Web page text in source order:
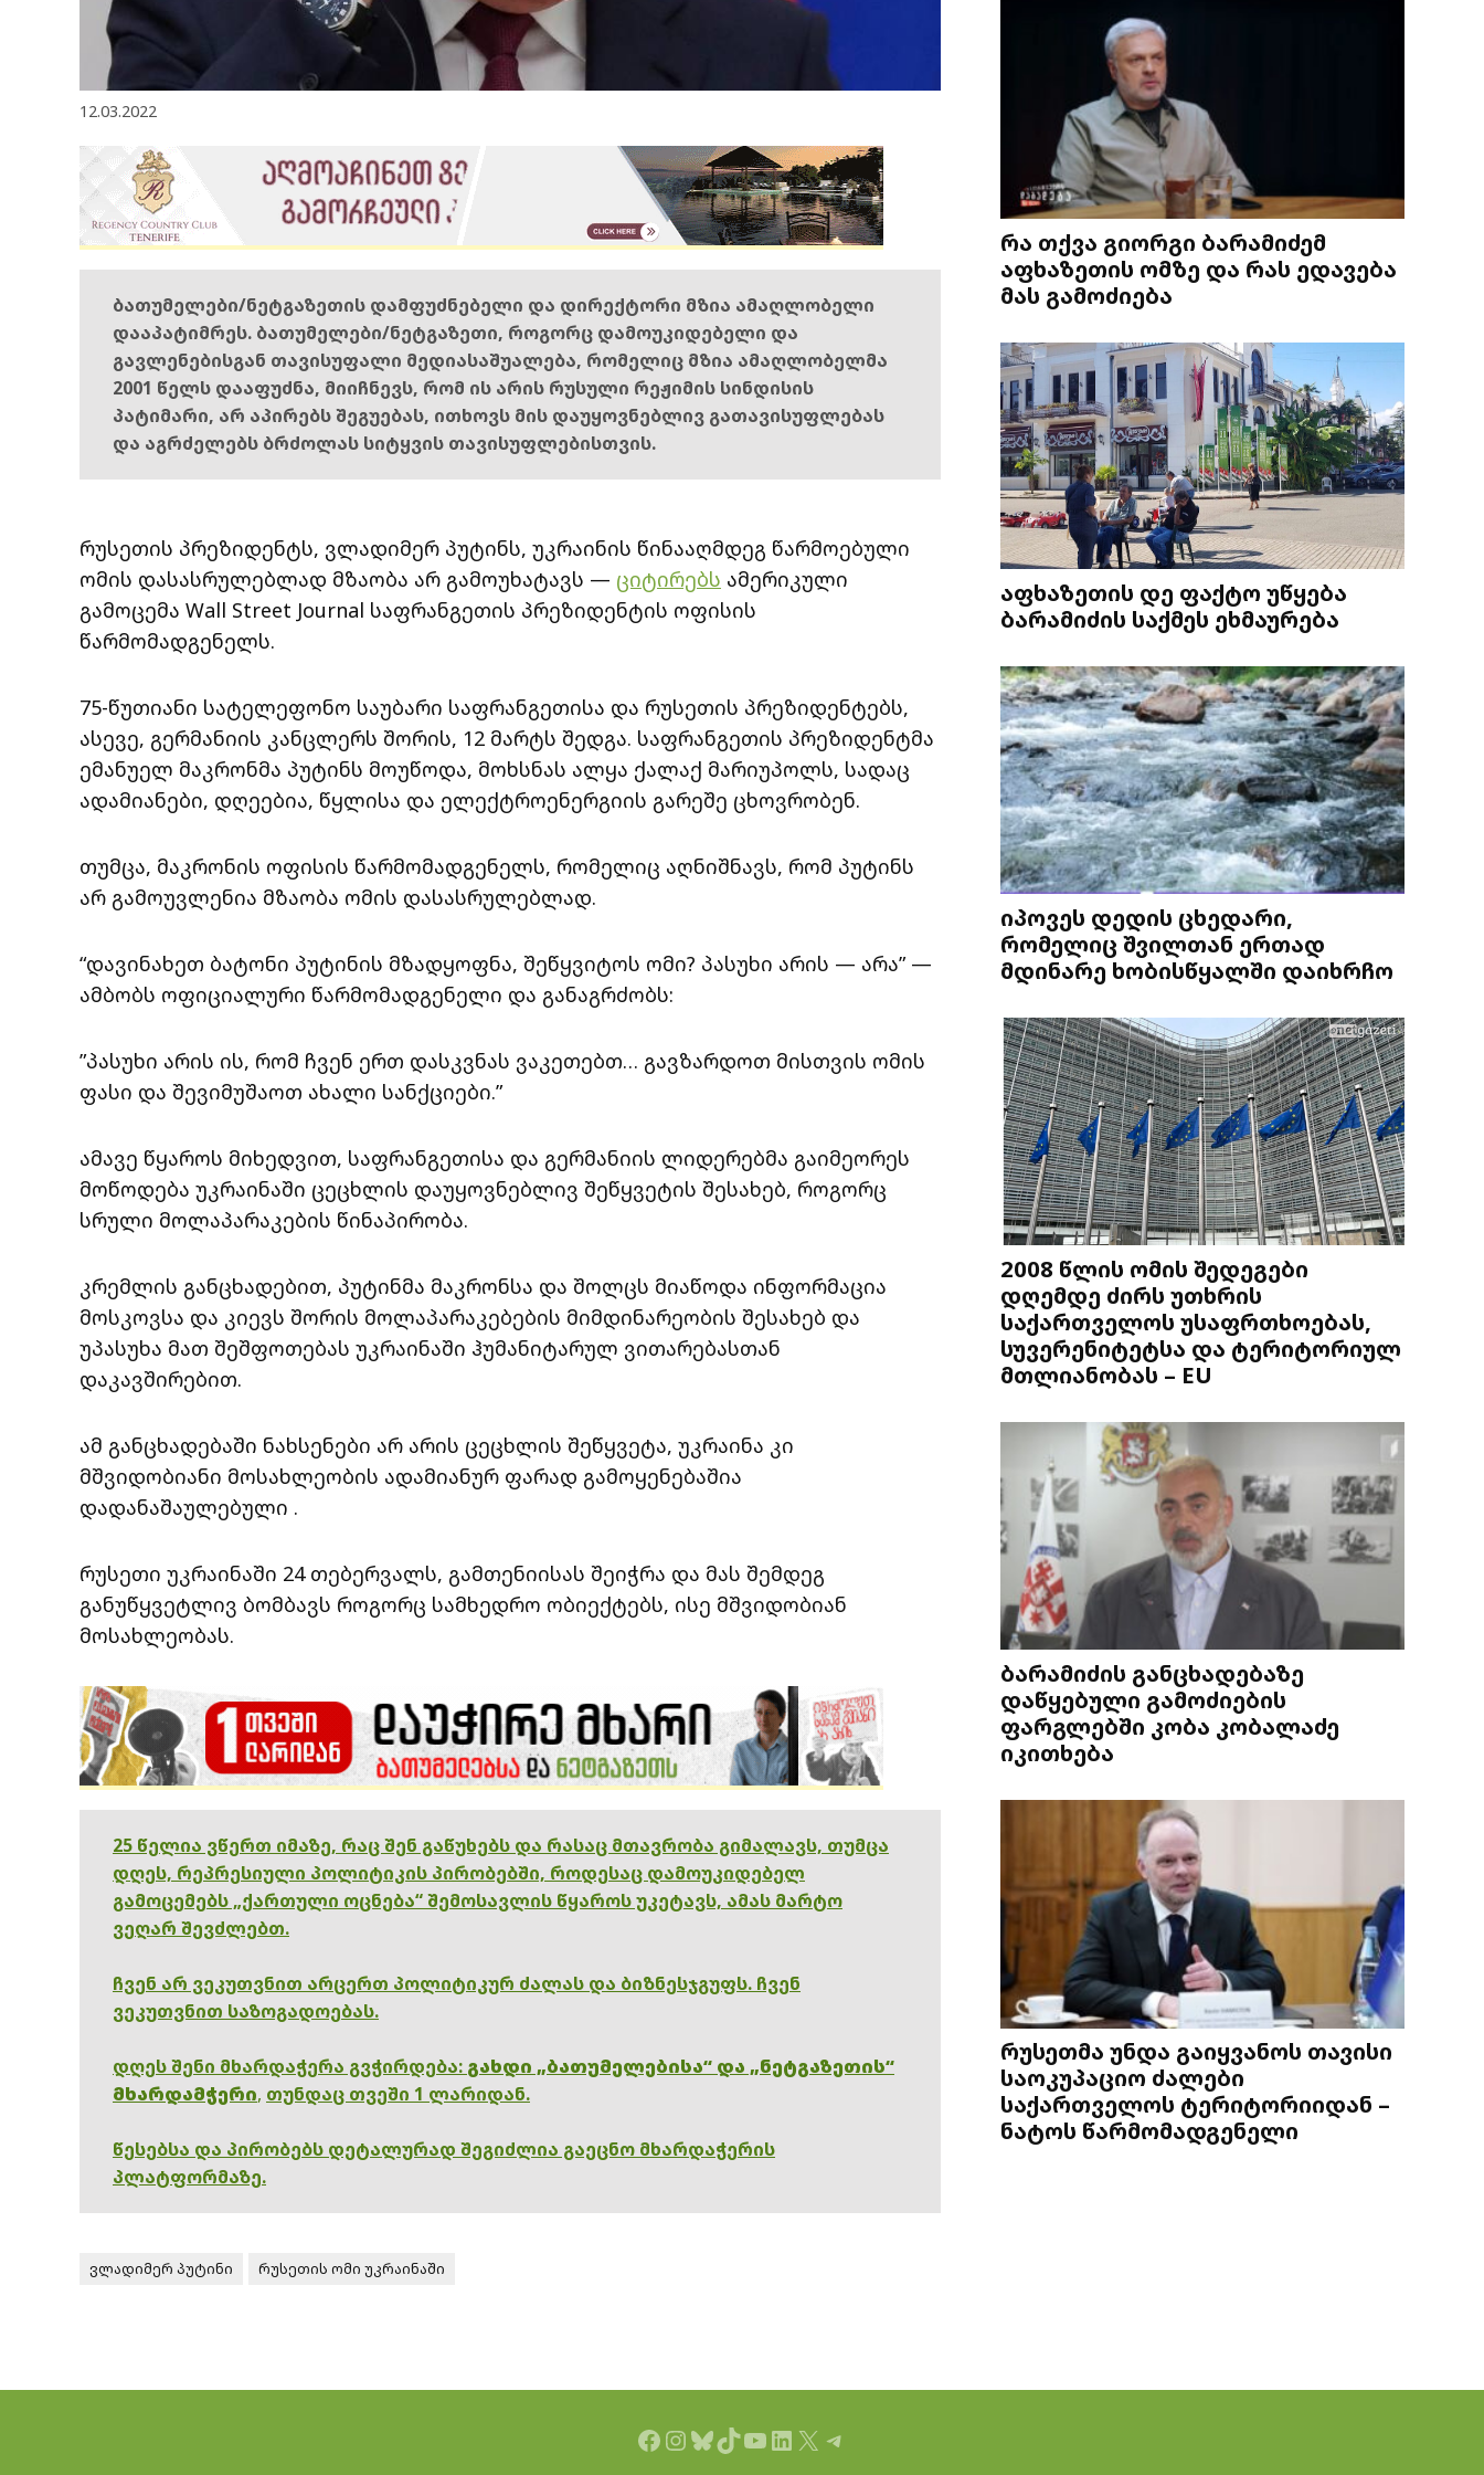
12.03.2022
ბათუმელები/ნეტგაზეთის დამფუძნებელი და დირექტორი მზია ამაღლობელი
დააპატიმრეს. ბათუმელები/ნეტგაზეთი, როგორც დამოუკიდებელი და
გავლენებისგან თავისუფალი მედიასაშუალება, რომელიც მზია ამაღლობელმა
2001 წელს დააფუძნა, მიიჩნევს, რომ ის არის რუსული რეჟიმის სინდისის
პატიმარი, არ აპირებს შეგუებას, ითხოვს მის დაუყოვნებლივ გათავისუფლებას
და აგრძელებს ბრძოლას სიტყვის თავისუფლებისთვის.
რუსეთის პრეზიდენტს, ვლადიმერ პუტინს, უკრაინის წინააღმდეგ წარმოებული
ომის დასასრულებლად მზაობა არ გამოუხატავს — ციტირებს ამერიკული
გამოცემა Wall Street Journal საფრანგეთის პრეზიდენტის ოფისის
წარმომადგენელს.
75-წუთიანი სატელეფონო საუბარი საფრანგეთისა და რუსეთის პრეზიდენტებს,
ასევე, გერმანიის კანცლერს შორის, 12 მარტს შედგა. საფრანგეთის პრეზიდენტმა
ემანუელ მაკრონმა პუტინს მოუწოდა, მოხსნას ალყა ქალაქ მარიუპოლს, სადაც
ადამიანები, დღეებია, წყლისა და ელექტროენერგიის გარეშე ცხოვრობენ.
თუმცა, მაკრონის ოფისის წარმომადგენელს, რომელიც აღნიშნავს, რომ პუტინს
არ გამოუვლენია მზაობა ომის დასასრულებლად.
“დავინახეთ ბატონი პუტინის მზადყოფნა, შეწყვიტოს ომი? პასუხი არის — არა” —
ამბობს ოფიციალური წარმომადგენელი და განაგრძობს:
”პასუხი არის ის, რომ ჩვენ ერთ დასკვნას ვაკეთებთ… გავზარდოთ მისთვის ომის
ფასი და შევიმუშაოთ ახალი სანქციები.”
ამავე წყაროს მიხედვით, საფრანგეთისა და გერმანიის ლიდერებმა გაიმეორეს
მოწოდება უკრაინაში ცეცხლის დაუყოვნებლივ შეწყვეტის შესახებ, როგორც
სრული მოლაპარაკების წინაპირობა.
კრემლის განცხადებით, პუტინმა მაკრონსა და შოლცს მიაწოდა ინფორმაცია
მოსკოვსა და კიევს შორის მოლაპარაკებების მიმდინარეობის შესახებ და
უპასუხა მათ შეშფოთებას უკრაინაში ჰუმანიტარულ ვითარებასთან
დაკავშირებით.
ამ განცხადებაში ნახსენები არ არის ცეცხლის შეწყვეტა, უკრაინა კი
მშვიდობიანი მოსახლეობის ადამიანურ ფარად გამოყენებაშია
დადანაშაულებული .
რუსეთი უკრაინაში 24 თებერვალს, გამთენიისას შეიჭრა და მას შემდეგ
განუწყვეტლივ ბომბავს როგორც სამხედრო ობიექტებს, ისე მშვიდობიან
მოსახლეობას.
25 წელია ვწერთ იმაზე, რაც შენ გაწუხებს და რასაც მთავრობა გიმალავს, თუმცა
დღეს, რეპრესიული პოლიტიკის პირობებში, როდესაც დამოუკიდებელ
გამოცემებს „ქართული ოცნება“ შემოსავლის წყაროს უკეტავს, ამას მარტო
ვეღარ შევძლებთ.
ჩვენ არ ვეკუთვნით არცერთ პოლიტიკურ ძალას და ბიზნესჯგუფს. ჩვენ
ვეკუთვნით საზოგადოებას.
დღეს შენი მხარდაჭერა გვჭირდება: გახდი „ბათუმელებისა“ და „ნეტგაზეთის“
მხარდამჭერი, თუნდაც თვეში 1 ლარიდან.
წესებსა და პირობებს დეტალურად შეგიძლია გაეცნო მხარდაჭერის
პლატფორმაზე.
ვლადიმერ პუტინი რუსეთის ომი უკრაინაში
რა თქვა გიორგი ბარამიძემ
აფხაზეთის ომზე და რას ედავება
მას გამოძიება
აფხაზეთის დე ფაქტო უწყება
ბარამიძის საქმეს ეხმაურება
იპოვეს დედის ცხედარი,
რომელიც შვილთან ერთად
მდინარე ხობისწყალში დაიხრჩო
2008 წლის ომის შედეგები
დღემდე ძირს უთხრის
საქართველოს უსაფრთხოებას,
სუვერენიტეტსა და ტერიტორიულ
მთლიანობას – EU
ბარამიძის განცხადებაზე
დაწყებული გამოძიების
ფარგლებში კობა კობალაძე
იკითხება
რუსეთმა უნდა გაიყვანოს თავისი
საოკუპაციო ძალები
საქართველოს ტერიტორიიდან –
ნატოს წარმომადგენელი
Facebook
Instagram
Bluesky
TikTok
YouTube
LinkedIn
X Telegram